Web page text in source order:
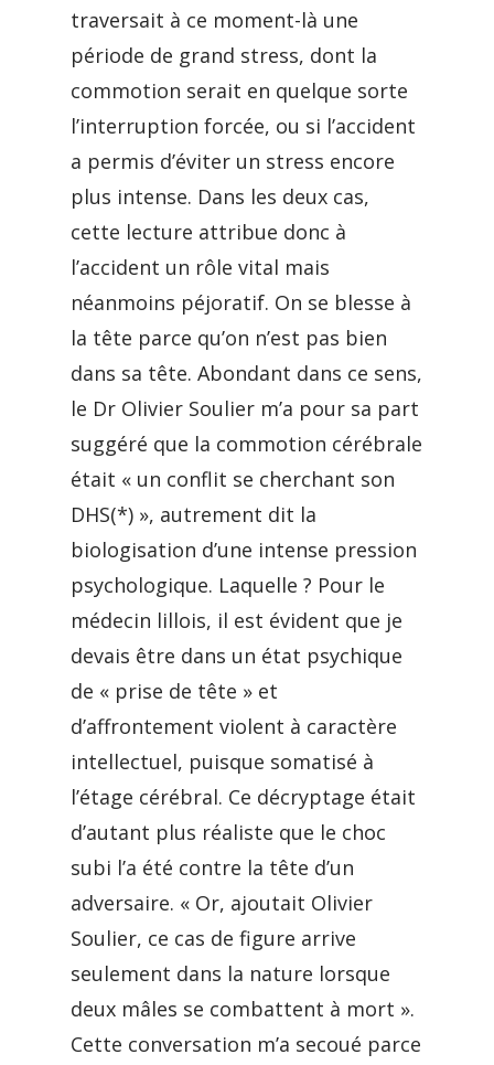
traversait à ce moment-là une
période de grand stress, dont la
commotion serait en quelque sorte
l’interruption forcée, ou si l’accident
a permis d’éviter un stress encore
plus intense. Dans les deux cas,
cette lecture attribue donc à
l’accident un rôle vital mais
néanmoins péjoratif. On se blesse à
la tête parce qu’on n’est pas bien
dans sa tête. Abondant dans ce sens,
le Dr Olivier Soulier m’a pour sa part
suggéré que la commotion cérébrale
était « un conflit se cherchant son
DHS(*) », autrement dit la
biologisation d’une intense pression
psychologique. Laquelle ? Pour le
médecin lillois, il est évident que je
devais être dans un état psychique
de « prise de tête » et
d’affrontement violent à caractère
intellectuel, puisque somatisé à
l’étage cérébral. Ce décryptage était
d’autant plus réaliste que le choc
subi l’a été contre la tête d’un
adversaire. « Or, ajoutait Olivier
Soulier, ce cas de figure arrive
seulement dans la nature lorsque
deux mâles se combattent à mort ».
Cette conversation m’a secoué parce